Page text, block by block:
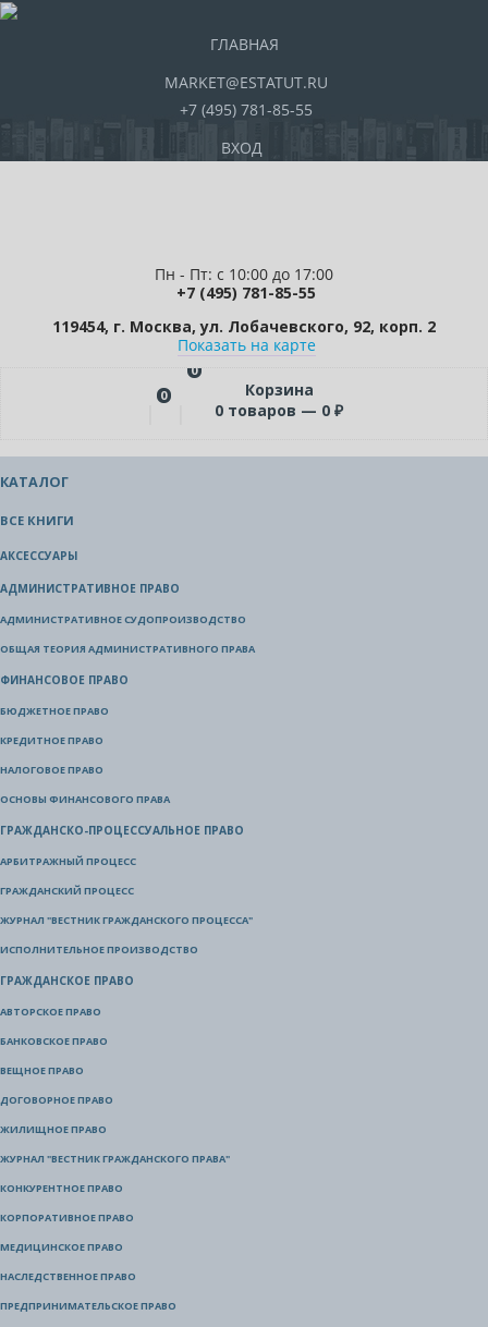
ГЛАВНАЯ
MARKET@ESTATUT.RU
+7 (495) 781-85-55
ВХОД
Пн - Пт: с 10:00 до 17:00
+7 (495) 781-85-55
119454, г. Москва, ул. Лобачевского, 92, корп. 2
Показать на карте
0
0
Корзина
0 товаров — 0 ₽
КАТАЛОГ
ВСЕ КНИГИ
АКСЕССУАРЫ
АДМИНИСТРАТИВНОЕ ПРАВО
АДМИНИСТРАТИВНОЕ СУДОПРОИЗВОДСТВО
ОБЩАЯ ТЕОРИЯ АДМИНИСТРАТИВНОГО ПРАВА
ФИНАНСОВОЕ ПРАВО
БЮДЖЕТНОЕ ПРАВО
КРЕДИТНОЕ ПРАВО
НАЛОГОВОЕ ПРАВО
ОСНОВЫ ФИНАНСОВОГО ПРАВА
ГРАЖДАНСКО-ПРОЦЕССУАЛЬНОЕ ПРАВО
АРБИТРАЖНЫЙ ПРОЦЕСС
ГРАЖДАНСКИЙ ПРОЦЕСС
ЖУРНАЛ "ВЕСТНИК ГРАЖДАНСКОГО ПРОЦЕССА"
ИСПОЛНИТЕЛЬНОЕ ПРОИЗВОДСТВО
ГРАЖДАНСКОЕ ПРАВО
АВТОРСКОЕ ПРАВО
БАНКОВСКОЕ ПРАВО
ВЕЩНОЕ ПРАВО
ДОГОВОРНОЕ ПРАВО
ЖИЛИЩНОЕ ПРАВО
ЖУРНАЛ "ВЕСТНИК ГРАЖДАНСКОГО ПРАВА"
КОНКУРЕНТНОЕ ПРАВО
КОРПОРАТИВНОЕ ПРАВО
МЕДИЦИНСКОЕ ПРАВО
НАСЛЕДСТВЕННОЕ ПРАВО
ПРЕДПРИНИМАТЕЛЬСКОЕ ПРАВО